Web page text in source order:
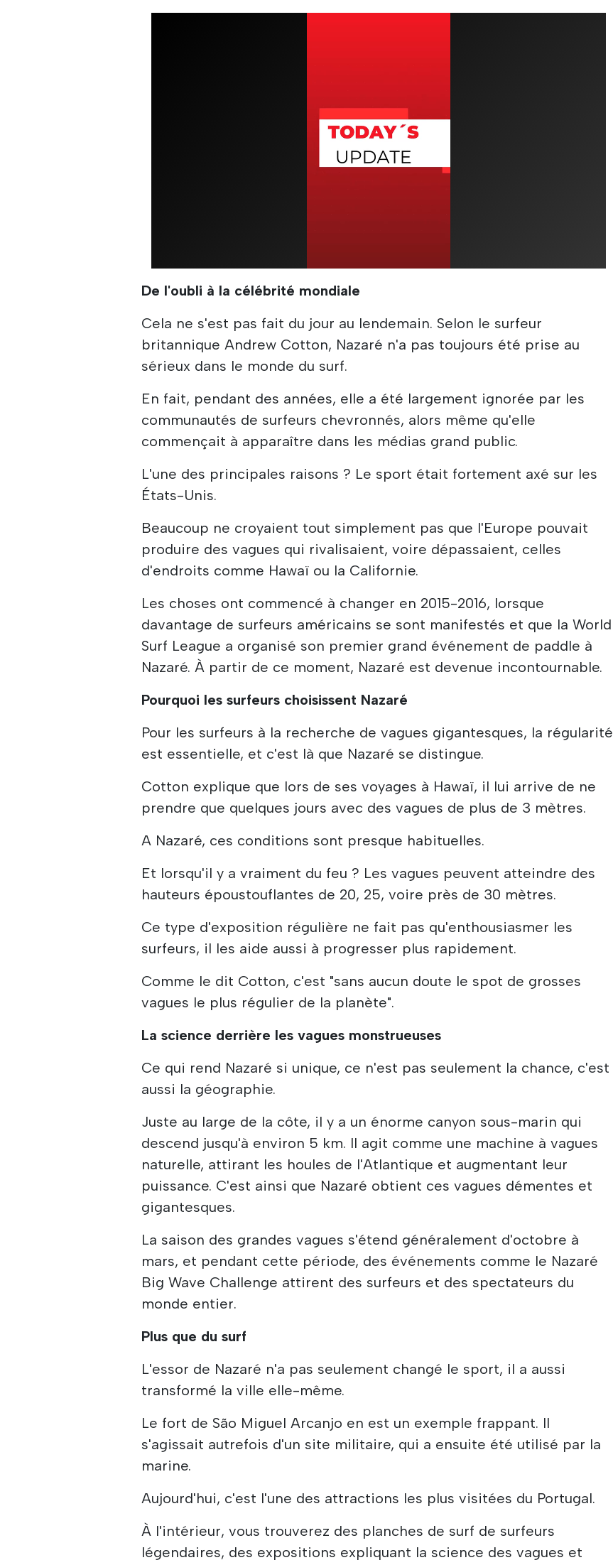
De l'oubli à la célébrité mondiale
Cela ne s'est pas fait du jour au lendemain. Selon le surfeur
britannique Andrew Cotton, Nazaré n'a pas toujours été prise au
sérieux dans le monde du surf.
En fait, pendant des années, elle a été largement ignorée par les
communautés de surfeurs chevronnés, alors même qu'elle
commençait à apparaître dans les médias grand public.
L'une des principales raisons ? Le sport était fortement axé sur les
États-Unis.
Beaucoup ne croyaient tout simplement pas que l'Europe pouvait
produire des vagues qui rivalisaient, voire dépassaient, celles
d'endroits comme Hawaï ou la Californie.
Les choses ont commencé à changer en 2015-2016, lorsque
davantage de surfeurs américains se sont manifestés et que la World
Surf League a organisé son premier grand événement de paddle à
Nazaré. À partir de ce moment, Nazaré est devenue incontournable.
Pourquoi les surfeurs choisissent Nazaré
Pour les surfeurs à la recherche de vagues gigantesques, la régularité
est essentielle, et c'est là que Nazaré se distingue.
Cotton explique que lors de ses voyages à Hawaï, il lui arrive de ne
prendre que quelques jours avec des vagues de plus de 3 mètres.
A Nazaré, ces conditions sont presque habituelles.
Et lorsqu'il y a vraiment du feu ? Les vagues peuvent atteindre des
hauteurs époustouflantes de 20, 25, voire près de 30 mètres.
Ce type d'exposition régulière ne fait pas qu'enthousiasmer les
surfeurs, il les aide aussi à progresser plus rapidement.
Comme le dit Cotton, c'est "sans aucun doute le spot de grosses
vagues le plus régulier de la planète".
La science derrière les vagues monstrueuses
Ce qui rend Nazaré si unique, ce n'est pas seulement la chance, c'est
aussi la géographie.
Juste au large de la côte, il y a un énorme canyon sous-marin qui
descend jusqu'à environ 5 km. Il agit comme une machine à vagues
naturelle, attirant les houles de l'Atlantique et augmentant leur
puissance. C'est ainsi que Nazaré obtient ces vagues démentes et
gigantesques.
La saison des grandes vagues s'étend généralement d'octobre à
mars, et pendant cette période, des événements comme le Nazaré
Big Wave Challenge attirent des surfeurs et des spectateurs du
monde entier.
Plus que du surf
L'essor de Nazaré n'a pas seulement changé le sport, il a aussi
transformé la ville elle-même.
Le fort de São Miguel Arcanjo en est un exemple frappant. Il
s'agissait autrefois d'un site militaire, qui a ensuite été utilisé par la
marine.
Aujourd'hui, c'est l'une des attractions les plus visitées du Portugal.
À l'intérieur, vous trouverez des planches de surf de surfeurs
légendaires, des expositions expliquant la science des vagues et